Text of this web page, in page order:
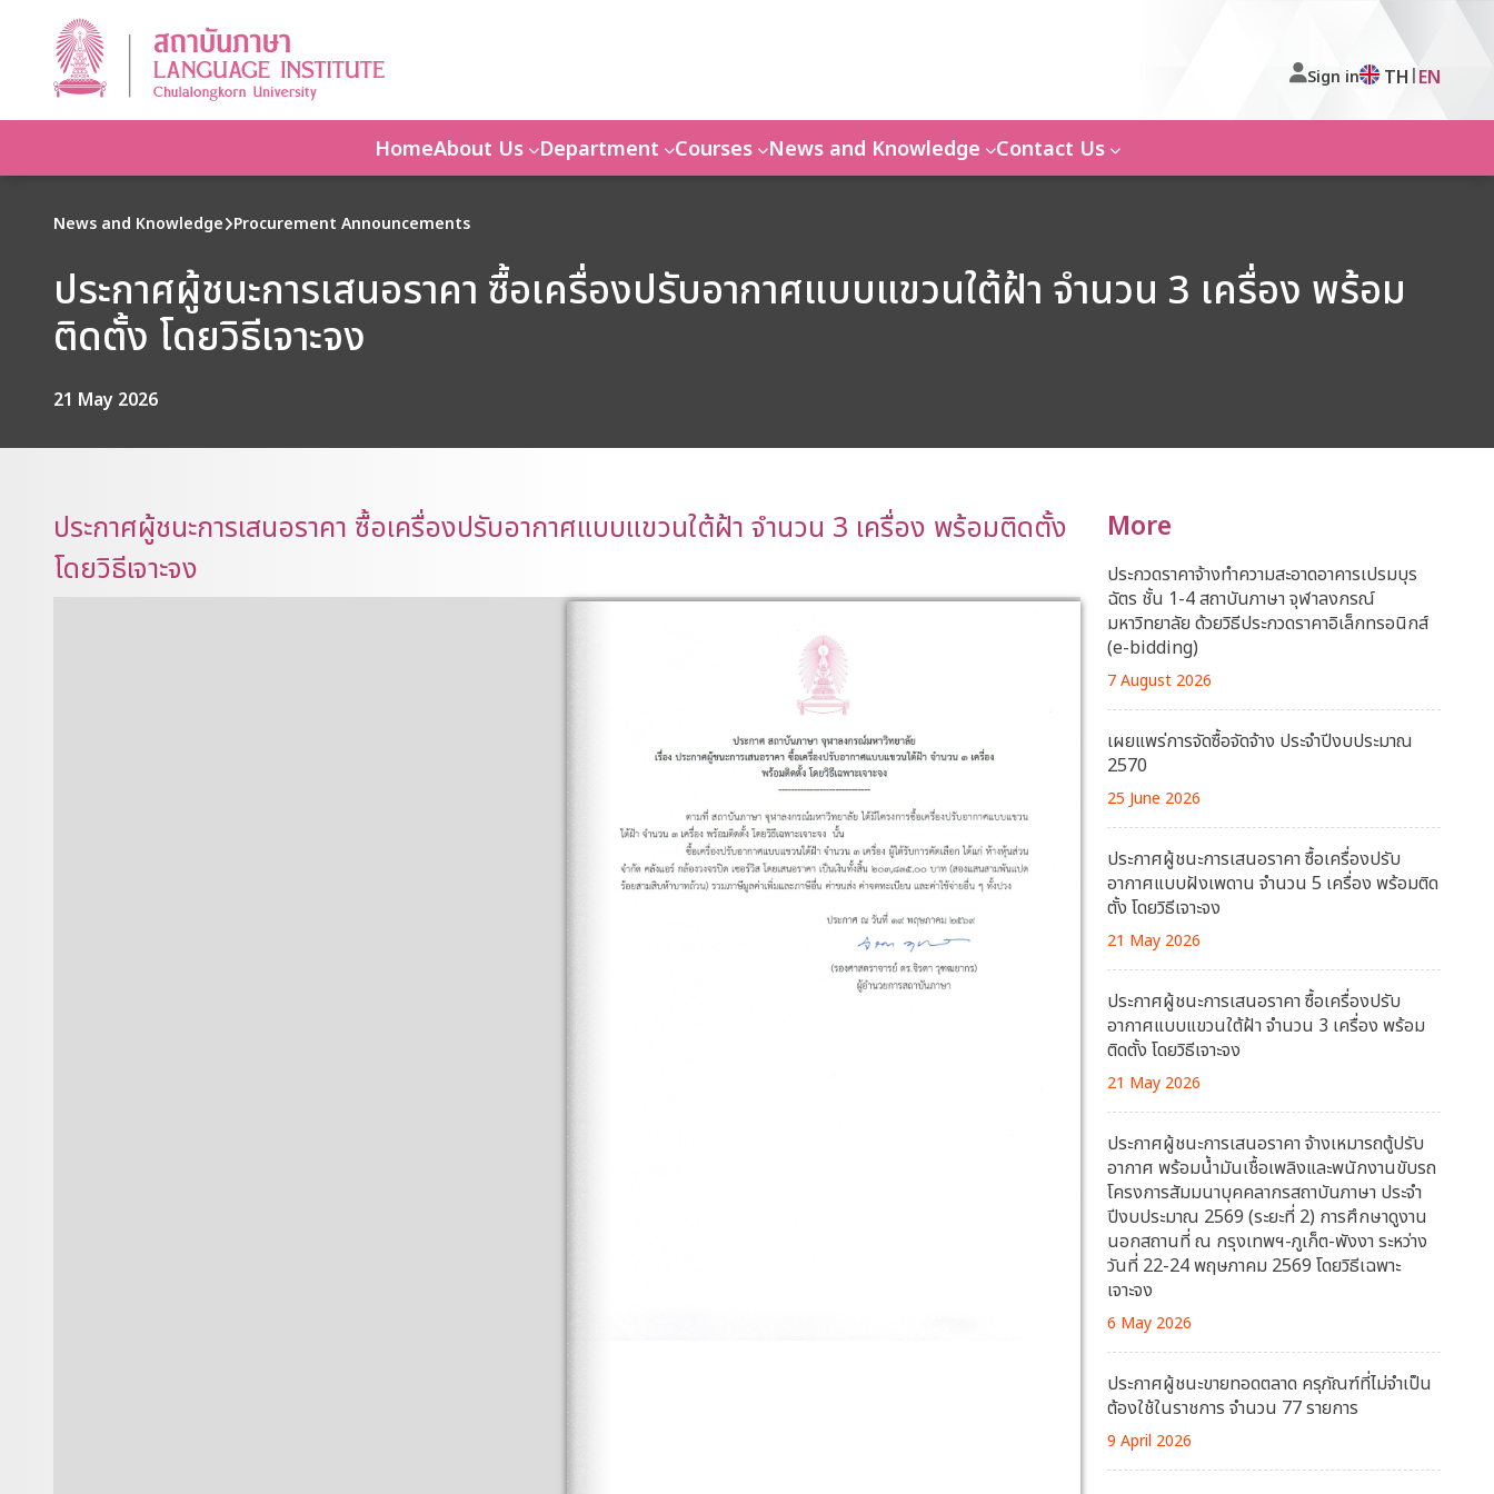
Sign in TH | EN
HomeAbout Us Department Courses News and Knowledge Contact Us
News and Knowledge Procurement Announcements
ประกาศผู้ชนะการเสนอราคา ซื้อเครื่องปรับอากาศแบบแขวนใต้ฝ้า จำนวน 3 เครื่อง พร้อม
ติดตั้ง โดยวิธีเจาะจง
21 May 2026
ประกาศผู้ชนะการเสนอราคา ซื้อเครื่องปรับอากาศแบบแขวนใต้ฝ้า จำนวน 3 เครื่อง พร้อมติดตั้ง
โดยวิธีเจาะจง
More
ประกวดราคาจ้างทำความสะอาดอาคารเปรมบุร
ฉัตร ชั้น 1-4 สถาบันภาษา จุฬาลงกรณ์
มหาวิทยาลัย ด้วยวิธีประกวดราคาอิเล็กทรอนิกส์
(e-bidding)
7 August 2026
เผยแพร่การจัดซื้อจัดจ้าง ประจำปีงบประมาณ
2570
25 June 2026
ประกาศผู้ชนะการเสนอราคา ซื้อเครื่องปรับ
อากาศแบบฝังเพดาน จำนวน 5 เครื่อง พร้อมติด
ตั้ง โดยวิธีเจาะจง
21 May 2026
ประกาศผู้ชนะการเสนอราคา ซื้อเครื่องปรับ
อากาศแบบแขวนใต้ฝ้า จำนวน 3 เครื่อง พร้อม
ติดตั้ง โดยวิธีเจาะจง
21 May 2026
ประกาศผู้ชนะการเสนอราคา จ้างเหมารถตู้ปรับ
อากาศ พร้อมน้ำมันเชื้อเพลิงและพนักงานขับรถ
โครงการสัมมนาบุคคลากรสถาบันภาษา ประจำ
ปีงบประมาณ 2569 (ระยะที่ 2) การศึกษาดูงาน
นอกสถานที่ ณ กรุงเทพฯ-ภูเก็ต-พังงา ระหว่าง
วันที่ 22-24 พฤษภาคม 2569 โดยวิธีเฉพาะ
เจาะจง
6 May 2026
ประกาศผู้ชนะขายทอดตลาด ครุภัณฑ์ที่ไม่จำเป็น
ต้องใช้ในราชการ จำนวน 77 รายการ
9 April 2026